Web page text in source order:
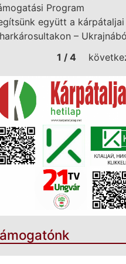
Program
együtt a kárpátaljai
–
1 / 4